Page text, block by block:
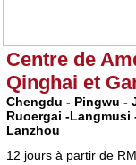
Centre de
Qinghai et
Chengdu - Pingwu -
Ruoergai -Langmusi
Lanzhou
12 jours à partir de